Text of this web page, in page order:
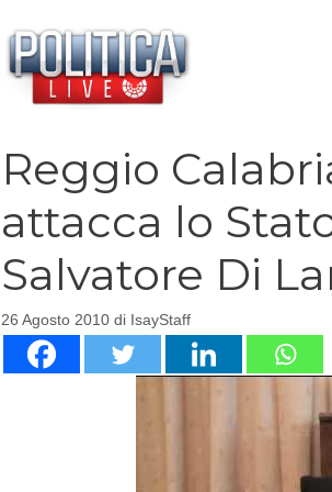
Reggio
attacca lo
Salvatore Di
26 Agosto 2010 di IsayStaff